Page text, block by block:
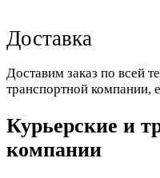
Доставка
Доставим заказ по всей
транспортной компании,
Курьерские и
компании